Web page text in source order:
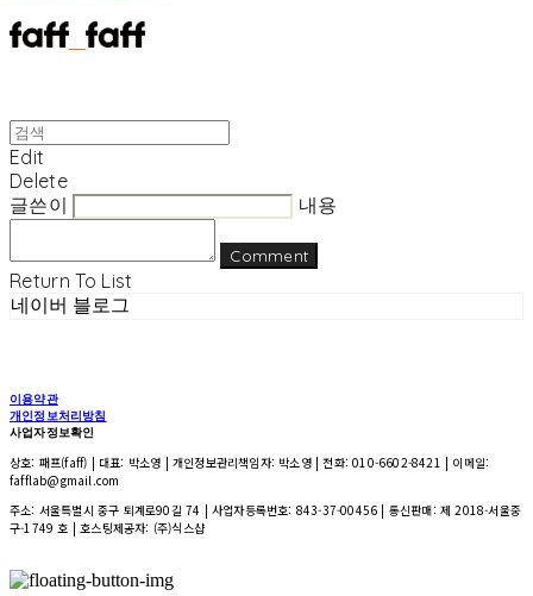
Edit
Delete
글쓴이
내용
Comment
Return To List
네이버 블로그
이용약관
개인정보처리방침
사업자정보확인
상호: 패프(faff) | 대표: 박소영 | 개인정보관리책임자: 박소영 | 전화: 010-6602-8421 | 이메일:
fafflab@gmail.com
주소: 서울특별시 중구 퇴계로90길 74 | 사업자등록번호: 843-37-00456 | 통신판매:제 2018-서울중
구-1749 호 | 호스팅제공자: (주)식스샵